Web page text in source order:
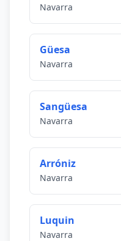
Navarra
Güesa
Navarra
Sangüesa
Navarra
Arróniz
Navarra
Luquin
Navarra